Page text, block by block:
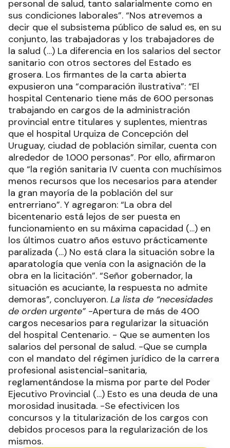
personal de salud, tanto salarialmente como en
sus condiciones laborales”. “Nos atrevemos a
decir que el subsistema público de salud es, en su
conjunto, las trabajadoras y los trabajadores de
la salud (…) La diferencia en los salarios del sector
sanitario con otros sectores del Estado es
grosera. Los firmantes de la carta abierta
expusieron una “comparación ilustrativa”: “El
hospital Centenario tiene más de 600 personas
trabajando en cargos de la administración
provincial entre titulares y suplentes, mientras
que el hospital Urquiza de Concepción del
Uruguay, ciudad de población similar, cuenta con
alrededor de 1.000 personas”. Por ello, afirmaron
que “la región sanitaria IV cuenta con muchísimos
menos recursos que los necesarios para atender
la gran mayoría de la población del sur
entrerriano”. Y agregaron: “La obra del
bicentenario está lejos de ser puesta en
funcionamiento en su máxima capacidad (…) en
los últimos cuatro años estuvo prácticamente
paralizada (…) No está clara la situación sobre la
aparatología que venía con la asignación de la
obra en la licitación”. “Señor gobernador, la
situación es acuciante, la respuesta no admite
demoras”, concluyeron. La lista de “necesidades
de orden urgente” -Apertura de más de 400
cargos necesarios para regularizar la situación
del hospital Centenario. - Que se aumenten los
salarios del personal de salud. -Que se cumpla
con el mandato del régimen jurídico de la carrera
profesional asistencial-sanitaria,
reglamentándose la misma por parte del Poder
Ejecutivo Provincial (…) Esto es una deuda de una
morosidad inusitada. -Se efectivicen los
concursos y la titularización de los cargos con
debidos procesos para la regularización de los
mismos.